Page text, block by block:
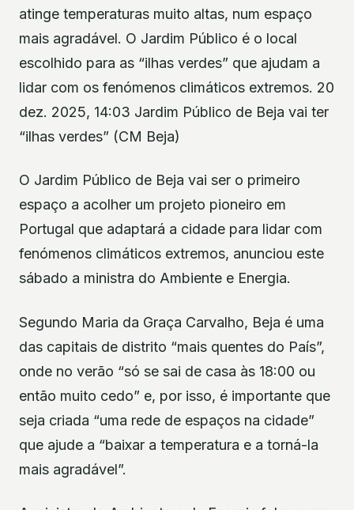
atinge temperaturas muito altas, num espaço
mais agradável. O Jardim Público é o local
escolhido para as “ilhas verdes” que ajudam a
lidar com os fenómenos climáticos extremos. 20
dez. 2025, 14:03 Jardim Público de Beja vai ter
“ilhas verdes” (CM Beja)
O Jardim Público de Beja vai ser o primeiro
espaço a acolher um projeto pioneiro em
Portugal que adaptará a cidade para lidar com
fenómenos climáticos extremos, anunciou este
sábado a ministra do Ambiente e Energia.
Segundo Maria da Graça Carvalho, Beja é uma
das capitais de distrito “mais quentes do País”,
onde no verão “só se sai de casa às 18:00 ou
então muito cedo” e, por isso, é importante que
seja criada “uma rede de espaços na cidade”
que ajude a “baixar a temperatura e a torná-la
mais agradável”.